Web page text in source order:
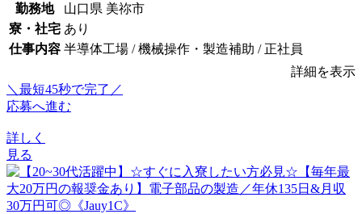
勤務地
山口県 美祢市
寮・社宅 あり
仕事内容 半導体工場 / 機械操作・製造補助 / 正社員
詳細を表示
＼最短45秒で完了／
応募へ進む
詳しく
見る